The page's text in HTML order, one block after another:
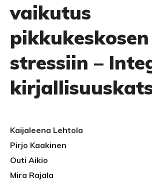
vaikutus
pikkukeskosen
stressiin –
Kaijaleena Lehtola
Pirjo Kaakinen
Outi Aikio
Mira Rajala